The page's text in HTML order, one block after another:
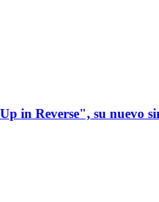
in Reverse", su nuevo